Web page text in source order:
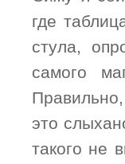
где
стула,
самого
это
такого не